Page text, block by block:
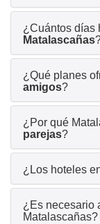
¿Cuántos días
Matalascañas
¿Qué planes
amigos?
¿Por qué
parejas?
¿Los hoteles
¿Es necesario
Matalascañas?